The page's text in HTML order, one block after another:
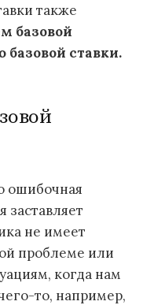
также
базовой
базовой ставки.
ошибочная
заставляет
не имеет
проблеме или
когда нам
то, например,